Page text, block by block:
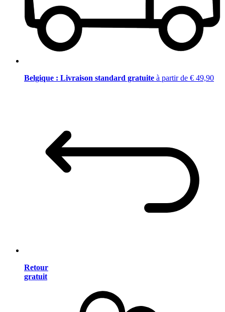
Belgique : Livraison standard gratuite à partir de € 49,90
Retour
gratuit